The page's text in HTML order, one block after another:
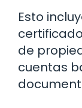
Esto
de
cuentas